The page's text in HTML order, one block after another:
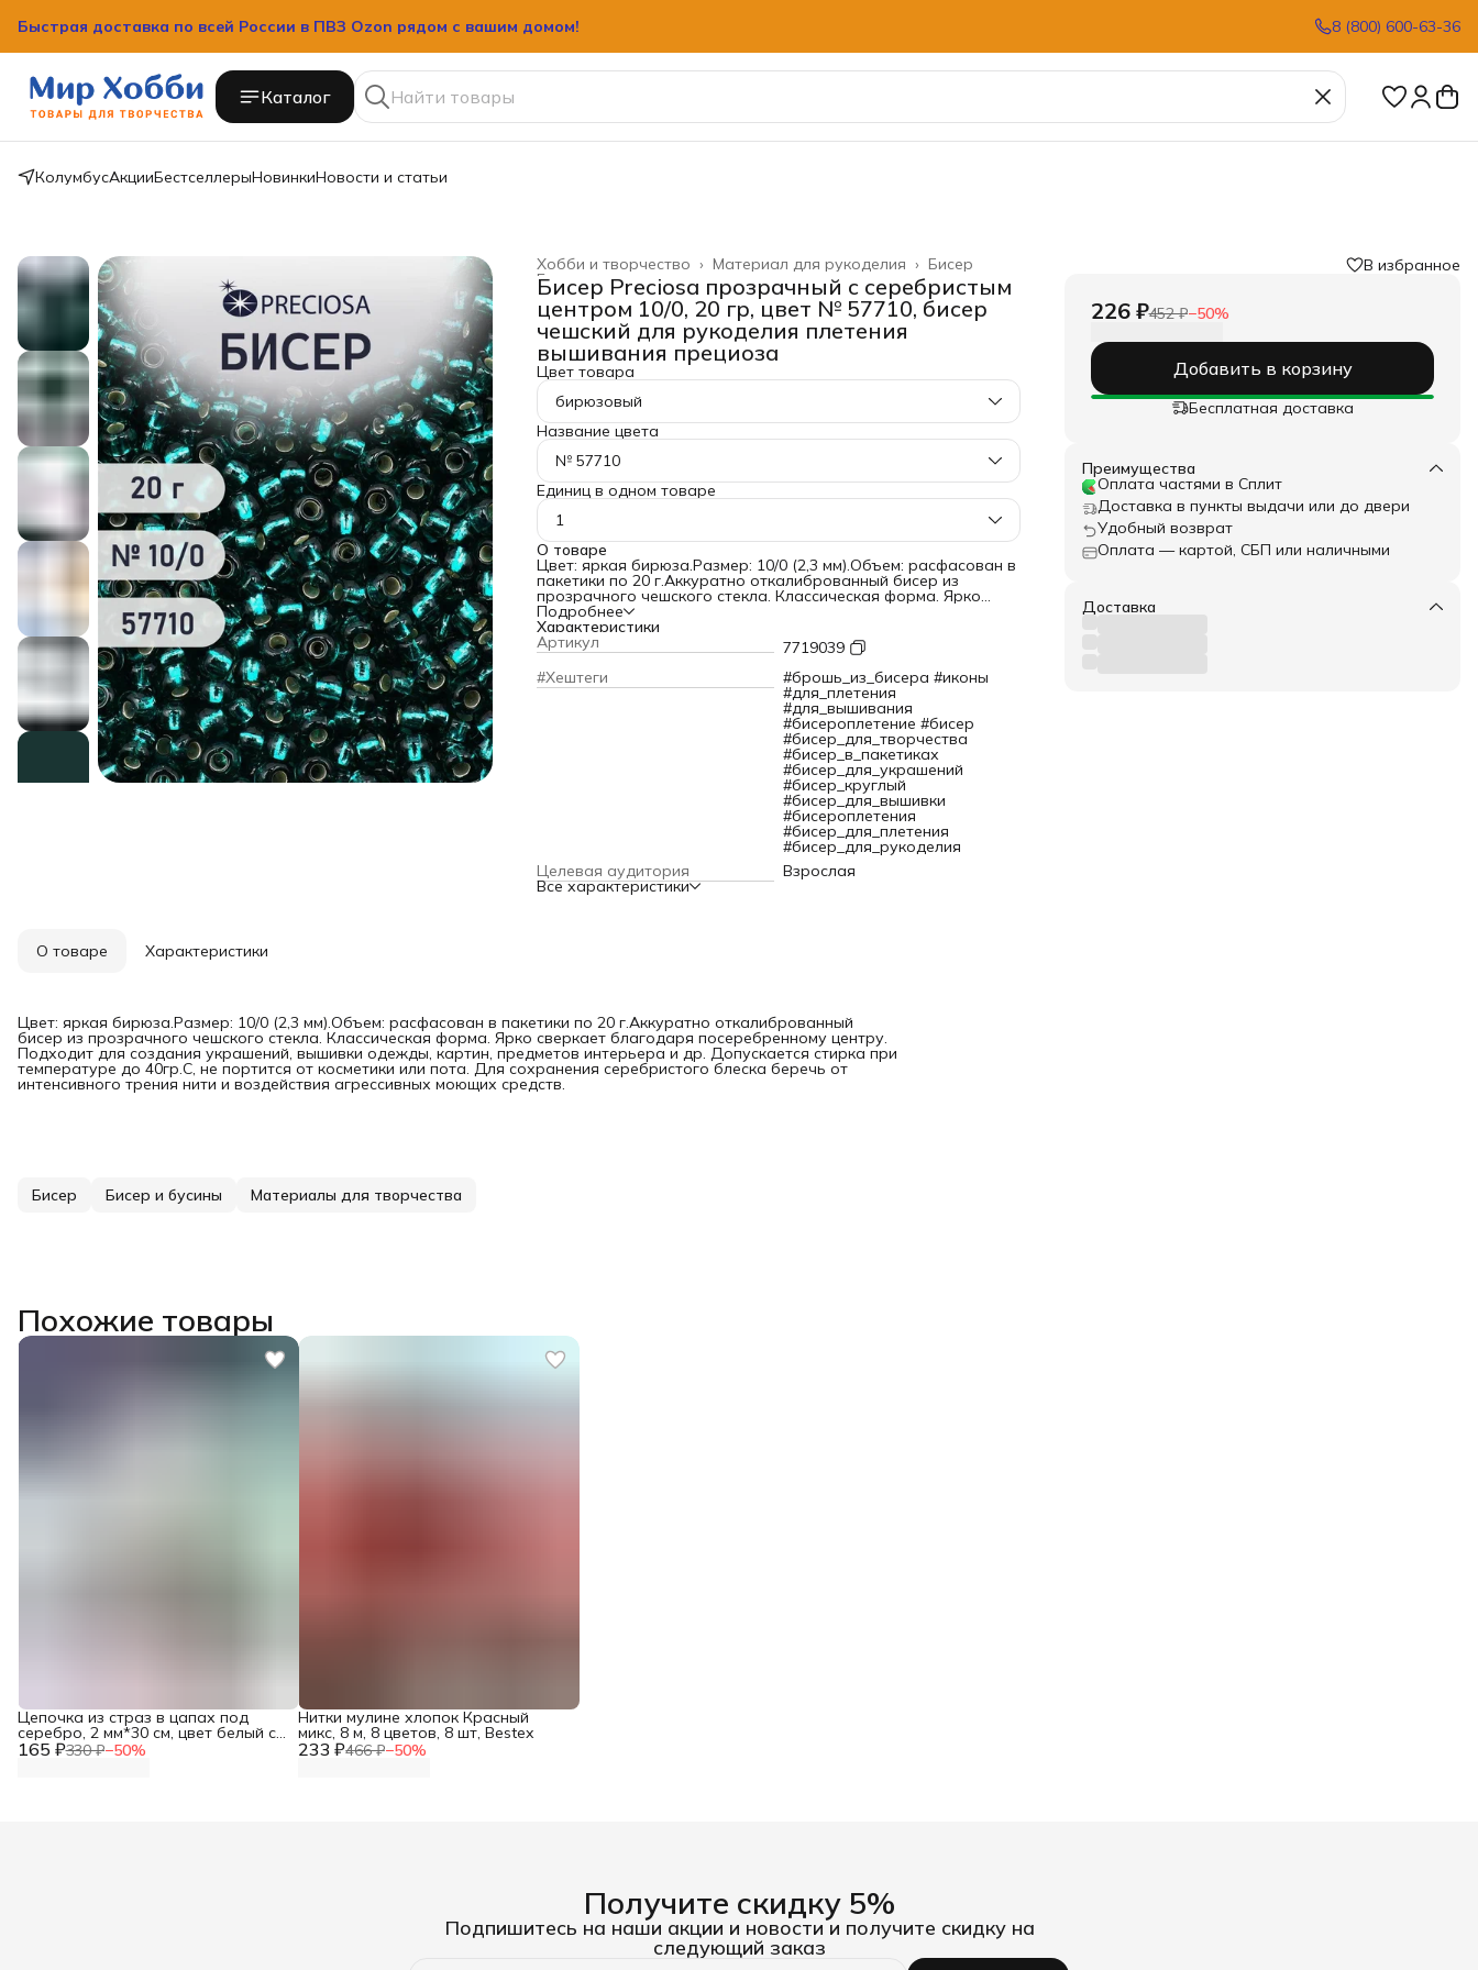
Быстрая доставка по всей России в ПВЗ Ozon рядом с вашим домом! 8 (800) 600-63-36
Каталог
КолумбусАкцииБестселлерыНовинкиНовости и статьи
Бисер
Материал для рукоделия ›
Хобби и творчество ›
Главная
Бисер Preciosa прозрачный с серебристым
центром 10/0, 20 гр, цвет № 57710, бисер
чешский для рукоделия плетения
вышивания прециоза
Цвет товара
бирюзовый
Название цвета
№ 57710
Единиц в одном товаре
1
О товаре
Цвет: яркая бирюза.Размер: 10/0 (2,3 мм).Объем: расфасован в
пакетики по 20 г.Аккуратно откалиброванный бисер из
прозрачного чешского стекла. Классическая форма. Ярко
сверкает благодаря посеребренному центру. Подходит для
создания украшений, вышивки одежды, картин, предметов
интерьера и др. Допускается стирка при температуре до
40гр.C, не портится от косметики или пота. Для сохранения
серебристого блеска беречь от интенсивного трения нити и
воздействия агрессивных моющих средств.
Подробнее
Характеристики
Артикул
7719039
#Хештеги
#брошь_из_бисера #иконы
#для_плетения
#для_вышивания
#бисероплетение #бисер
#бисер_для_творчества
#бисер_в_пакетиках
#бисер_для_украшений
#бисер_круглый
#бисер_для_вышивки
#бисероплетения
#бисер_для_плетения
#бисер_для_рукоделия
Целевая аудитория
Взрослая
Все характеристики
В избранное
226 ₽452 ₽−50%
Добавить в корзину
Бесплатная доставка
Преимущества
Оплата частями в Сплит
Доставка в пункты выдачи или до двери
Удобный возврат
Оплата — картой, СБП или наличными
Доставка
О товаре Характеристики
Цвет: яркая бирюза.Размер: 10/0 (2,3 мм).Объем: расфасован в пакетики по 20 г.Аккуратно откалиброванный
бисер из прозрачного чешского стекла. Классическая форма. Ярко сверкает благодаря посеребренному центру.
Подходит для создания украшений, вышивки одежды, картин, предметов интерьера и др. Допускается стирка при
температуре до 40гр.C, не портится от косметики или пота. Для сохранения серебристого блеска беречь от
интенсивного трения нити и воздействия агрессивных моющих средств.
Бисер Бисер и бусины Материалы для творчества
Похожие товары
165 ₽330 ₽−50%
Цепочка из страз в цапах под
серебро, 2 мм*30 см, цвет белый с
AB покрытием, Astra&Craft, 233 ₽466 ₽−50%
Нитки мулине хлопок Красный
микс, 8 м, 8 цветов, 8 шт, Bestex
Получите скидку 5%
Подпишитесь на наши акции и новости и получите скидку на
следующий заказ